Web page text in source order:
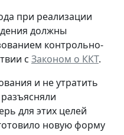
при реализации
должны
контрольно-
с Законом о ККТ.
и не утратить
для этих целей
новую форму